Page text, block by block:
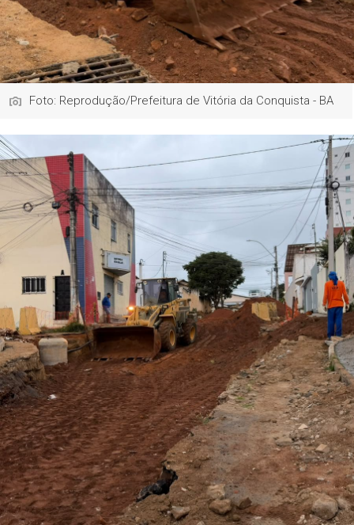
Foto: Reprodução/Prefeitura de Vitória da Conquista - BA